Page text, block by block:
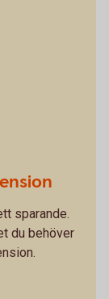
sparande.
du behöver